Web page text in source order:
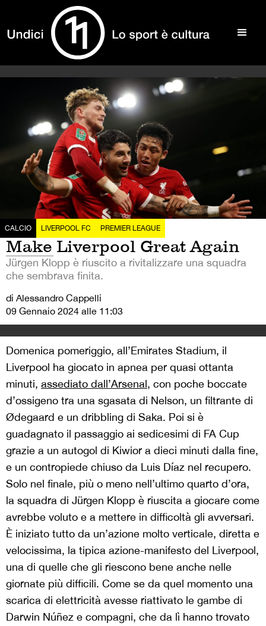
CALCIO LIVERPOOL FC PREMIER LEAGUE
Make Liverpool Great Again
Jürgen Klopp è riuscito a rivitalizzare una squadra
che sembrava finita.
di Alessandro Cappelli
09 Gennaio 2024 alle 11:03
Domenica pomeriggio, all’Emirates Stadium, il
Liverpool ha giocato in apnea per quasi ottanta
minuti, assediato dall’Arsenal, con poche boccate
d’ossigeno tra una sgasata di Nelson, un filtrante di
Ødegaard e un dribbling di Saka. Poi si è
guadagnato il passaggio ai sedicesimi di FA Cup
grazie a un autogol di Kiwior a dieci minuti dalla fine,
e un contropiede chiuso da Luis Díaz nel recupero.
Solo nel finale, più o meno nell’ultimo quarto d’ora,
la squadra di Jürgen Klopp è riuscita a giocare come
avrebbe voluto e a mettere in difficoltà gli avversari.
È iniziato tutto da un’azione molto verticale, diretta e
velocissima, la tipica azione-manifesto del Liverpool,
una di quelle che gli riescono bene anche nelle
giornate più difficili. Come se da quel momento una
scarica di elettricità avesse riattivato le gambe di
Darwin Núñez e compagni, che da lì hanno trovato